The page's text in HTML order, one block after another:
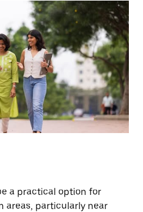
a practical option for
areas, particularly near